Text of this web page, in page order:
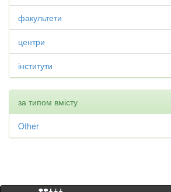
факультети
центри
інститути
за типом вмісту
Other